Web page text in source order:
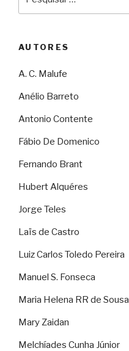
AUTORES
A. C. Malufe
Anélio Barreto
Antonio Contente
Fábio De Domenico
Fernando Brant
Hubert Alquéres
Jorge Teles
Laïs de Castro
Luiz Carlos Toledo Pereira
Manuel S. Fonseca
Maria Helena RR de Sousa
Mary Zaidan
Melchíades Cunha Júnior